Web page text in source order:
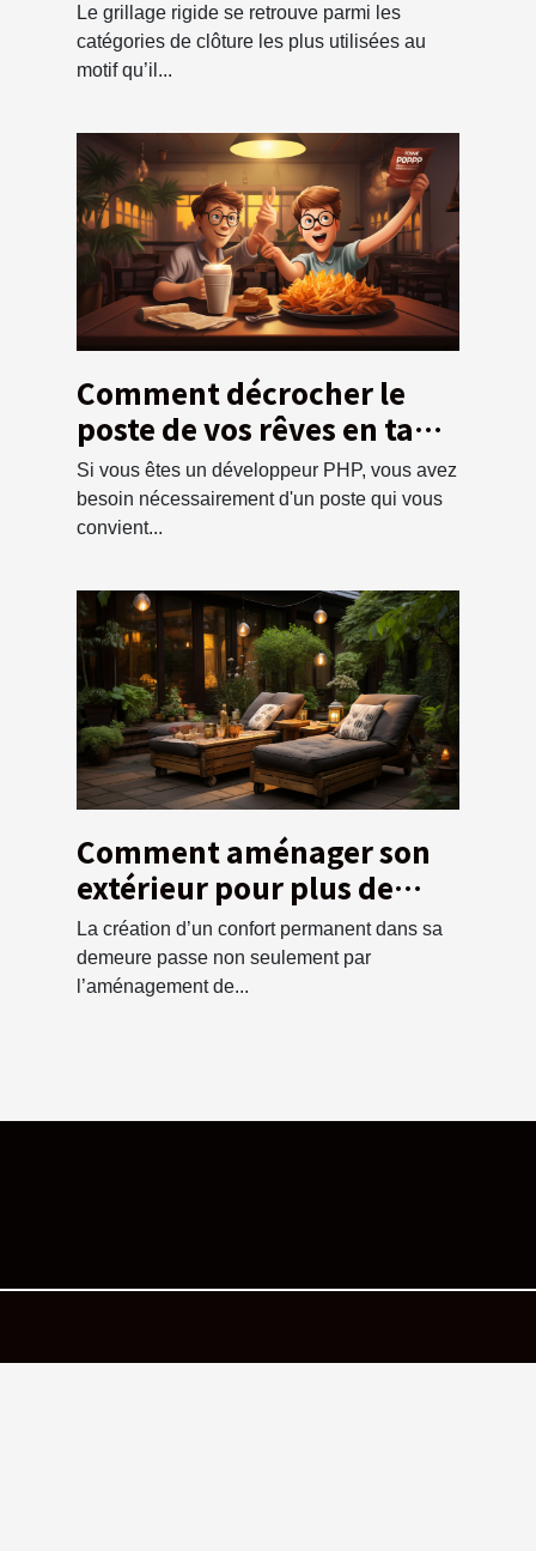
Le grillage rigide se retrouve parmi les
catégories de clôture les plus utilisées au
motif qu’il...
Comment décrocher le
poste de vos rêves en tant
que développeur PHP ?
Si vous êtes un développeur PHP, vous avez
besoin nécessairement d'un poste qui vous
convient...
Comment aménager son
extérieur pour plus de
confort
La création d’un confort permanent dans sa
demeure passe non seulement par
l’aménagement de...